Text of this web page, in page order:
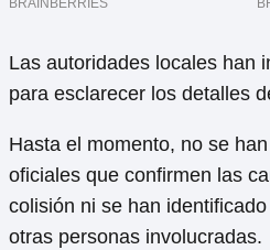
Las autoridades locales han
para esclarecer los detalles
Hasta el momento, no se
oficiales que confirmen las
colisión ni se han
otras personas involucradas.